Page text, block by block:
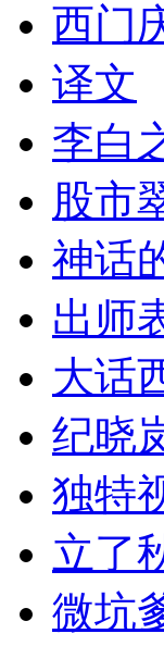
西门
译文
李白
股市
神话
出师
大话
纪晓
独特
立了
微坑